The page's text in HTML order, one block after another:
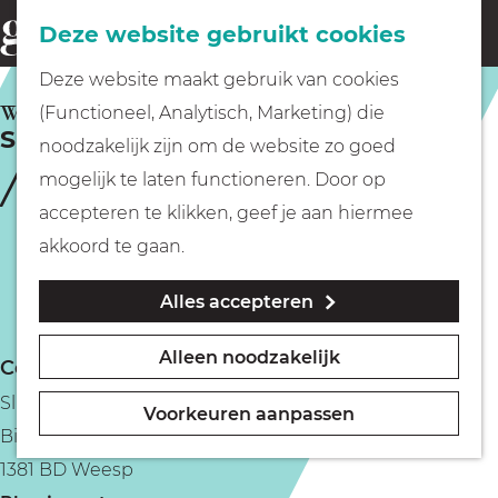
Deze website gebruikt cookies
Deze website maakt gebruik van cookies
(Functioneel, Analytisch, Marketing) die
noodzakelijk zijn om de website zo goed
mogelijk te laten functioneren. Door op
accepteren te klikken, geef je aan hiermee
akkoord te gaan.
Alles accepteren
Alleen noodzakelijk
Voorkeuren aanpassen
G
a
n
a
o
m
e
p
Fietsen
Wandelen
Geocachen
Naar het museum
o
e
k
e
n
Sluis- en Bruggenfeest | Weesp
WEESP
Contact
Sluis- en Bruggenfeest
Binnenstad
1381 BD Weesp